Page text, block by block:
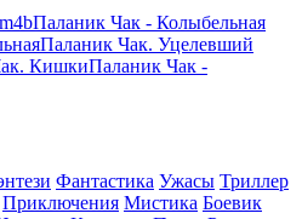
Паланик Чак - Колыбельная
Паланик Чак. Уцелевший
КишкиПаланик Чак -
Фантастика Ужасы Триллер
Приключения Мистика Боевик